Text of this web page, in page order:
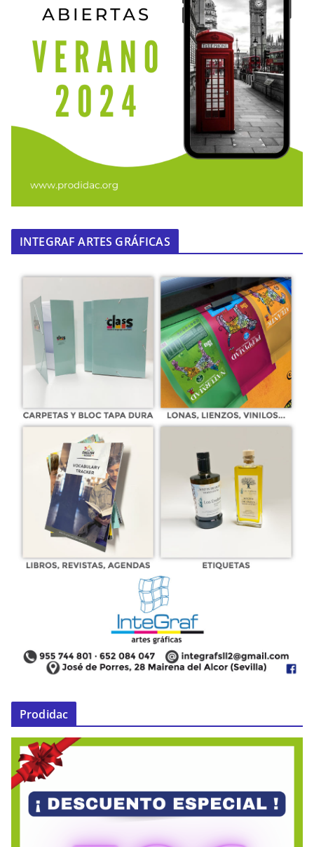
INTEGRAF ARTES GRÁFICAS
Prodidac